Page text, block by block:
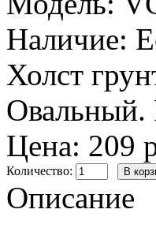
Наличие:
Холст
Овальный.
Цена: 209
Количество:
Описание